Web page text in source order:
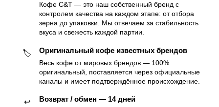
Кофе C&T — это наш собственный бренд с
контролем качества на каждом этапе: от отбора
зерна до упаковки. Мы отвечаем за стабильность
вкуса и свежесть каждой партии.
🏷 Оригинальный кофе известных брендов
Весь кофе от мировых брендов — 100%
оригинальный, поставляется через официальные
каналы и имеет подтверждённое происхождение.
↩️ Возврат / обмен — 14 дней